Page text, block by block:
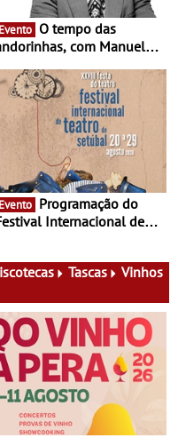
Evento
com Manuel
- Concerto
performance na MAAT
a 3 de Setembro,
Evento
Internacional de
de AgostoTascas
Vinhos